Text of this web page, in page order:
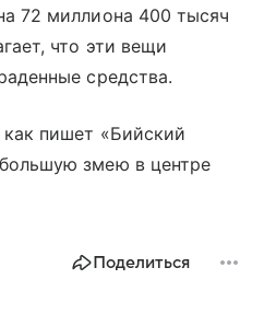
72 миллиона 400 тысяч
что эти вещи
средства.
пишет «Бийский
змею в центре
Поделиться